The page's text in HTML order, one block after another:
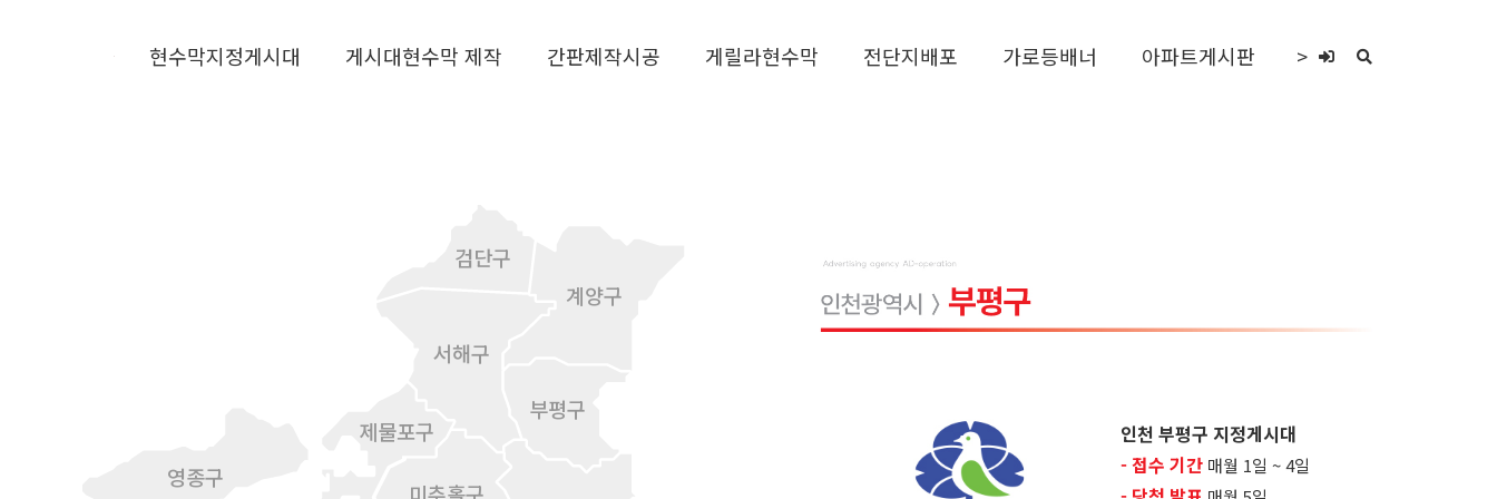
현수막지정게시대 게시대현수막 제작 간판제작시공 게릴라현수막 전단지배포 가로등배너 아파트게시판 >
계양구
제물포구
부평구
영종구
검단구
서해구
인천 부평구 지정게시대
- 접수 기간매월 1일 ~ 4일